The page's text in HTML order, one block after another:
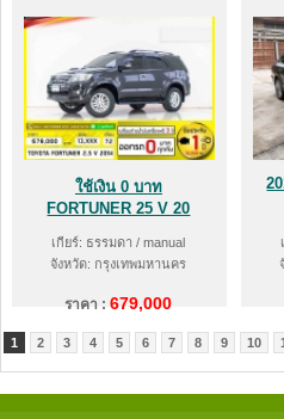
ใช้เงิน 0 บาท
FORTUNER 25 V 20
เกียร์: ธรรมดา / manual
จังหวัด: กรุงเทพมหานคร
ราคา :679,000
1 2 3 4 5 6 7 8 9 10